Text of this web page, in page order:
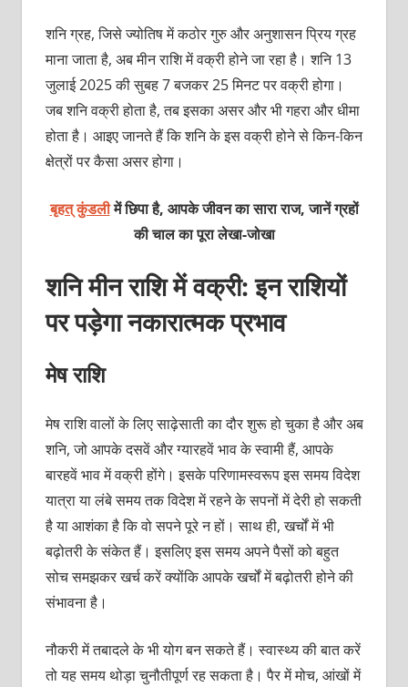
शनि ग्रह, जिसे ज्योतिष में कठोर गुरु और अनुशासन प्रिय ग्रह
माना जाता है, अब मीन राशि में वक्री होने जा रहा है। शनि 13
जुलाई 2025 की सुबह 7 बजकर 25 मिनट पर वक्री होगा।
जब शनि वक्री होता है, तब इसका असर और भी गहरा और धीमा
होता है। आइए जानते हैं कि शनि के इस वक्री होने से किन-किन
क्षेत्रों पर कैसा असर होगा।
बृहत् कुंडलीमें छिपा है, आपके जीवन का सारा राज, जानें ग्रहों
की चाल का पूरा लेखा-जोखा
शनि मीन राशि में वक्री: इन राशियों
पर पड़ेगा नकारात्मक प्रभाव
मेष राशि
मेष राशि वालों के लिए साढ़ेसाती का दौर शुरू हो चुका है और अब
शनि, जो आपके दसवें और ग्यारहवें भाव के स्वामी हैं, आपके
बारहवें भाव में वक्री होंगे। इसके परिणामस्वरूप इस समय विदेश
यात्रा या लंबे समय तक विदेश में रहने के सपनों में देरी हो सकती
है या आशंका है कि वो सपने पूरे न हों। साथ ही, खर्चों में भी
बढ़ोतरी के संकेत हैं। इसलिए इस समय अपने पैसों को बहुत
सोच समझकर खर्च करें क्योंकि आपके खर्चों में बढ़ोतरी होने की
संभावना है।
नौकरी में तबादले के भी योग बन सकते हैं। स्वास्थ्य की बात करें
तो यह समय थोड़ा चुनौतीपूर्ण रह सकता है। पैर में मोच, आंखों में